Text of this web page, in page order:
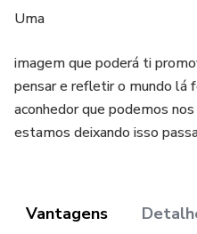
Uma
imagem que poderá ti
pensar e refletir o mundo lá
aconhedor que podemos
estamos deixando isso
Vantagens